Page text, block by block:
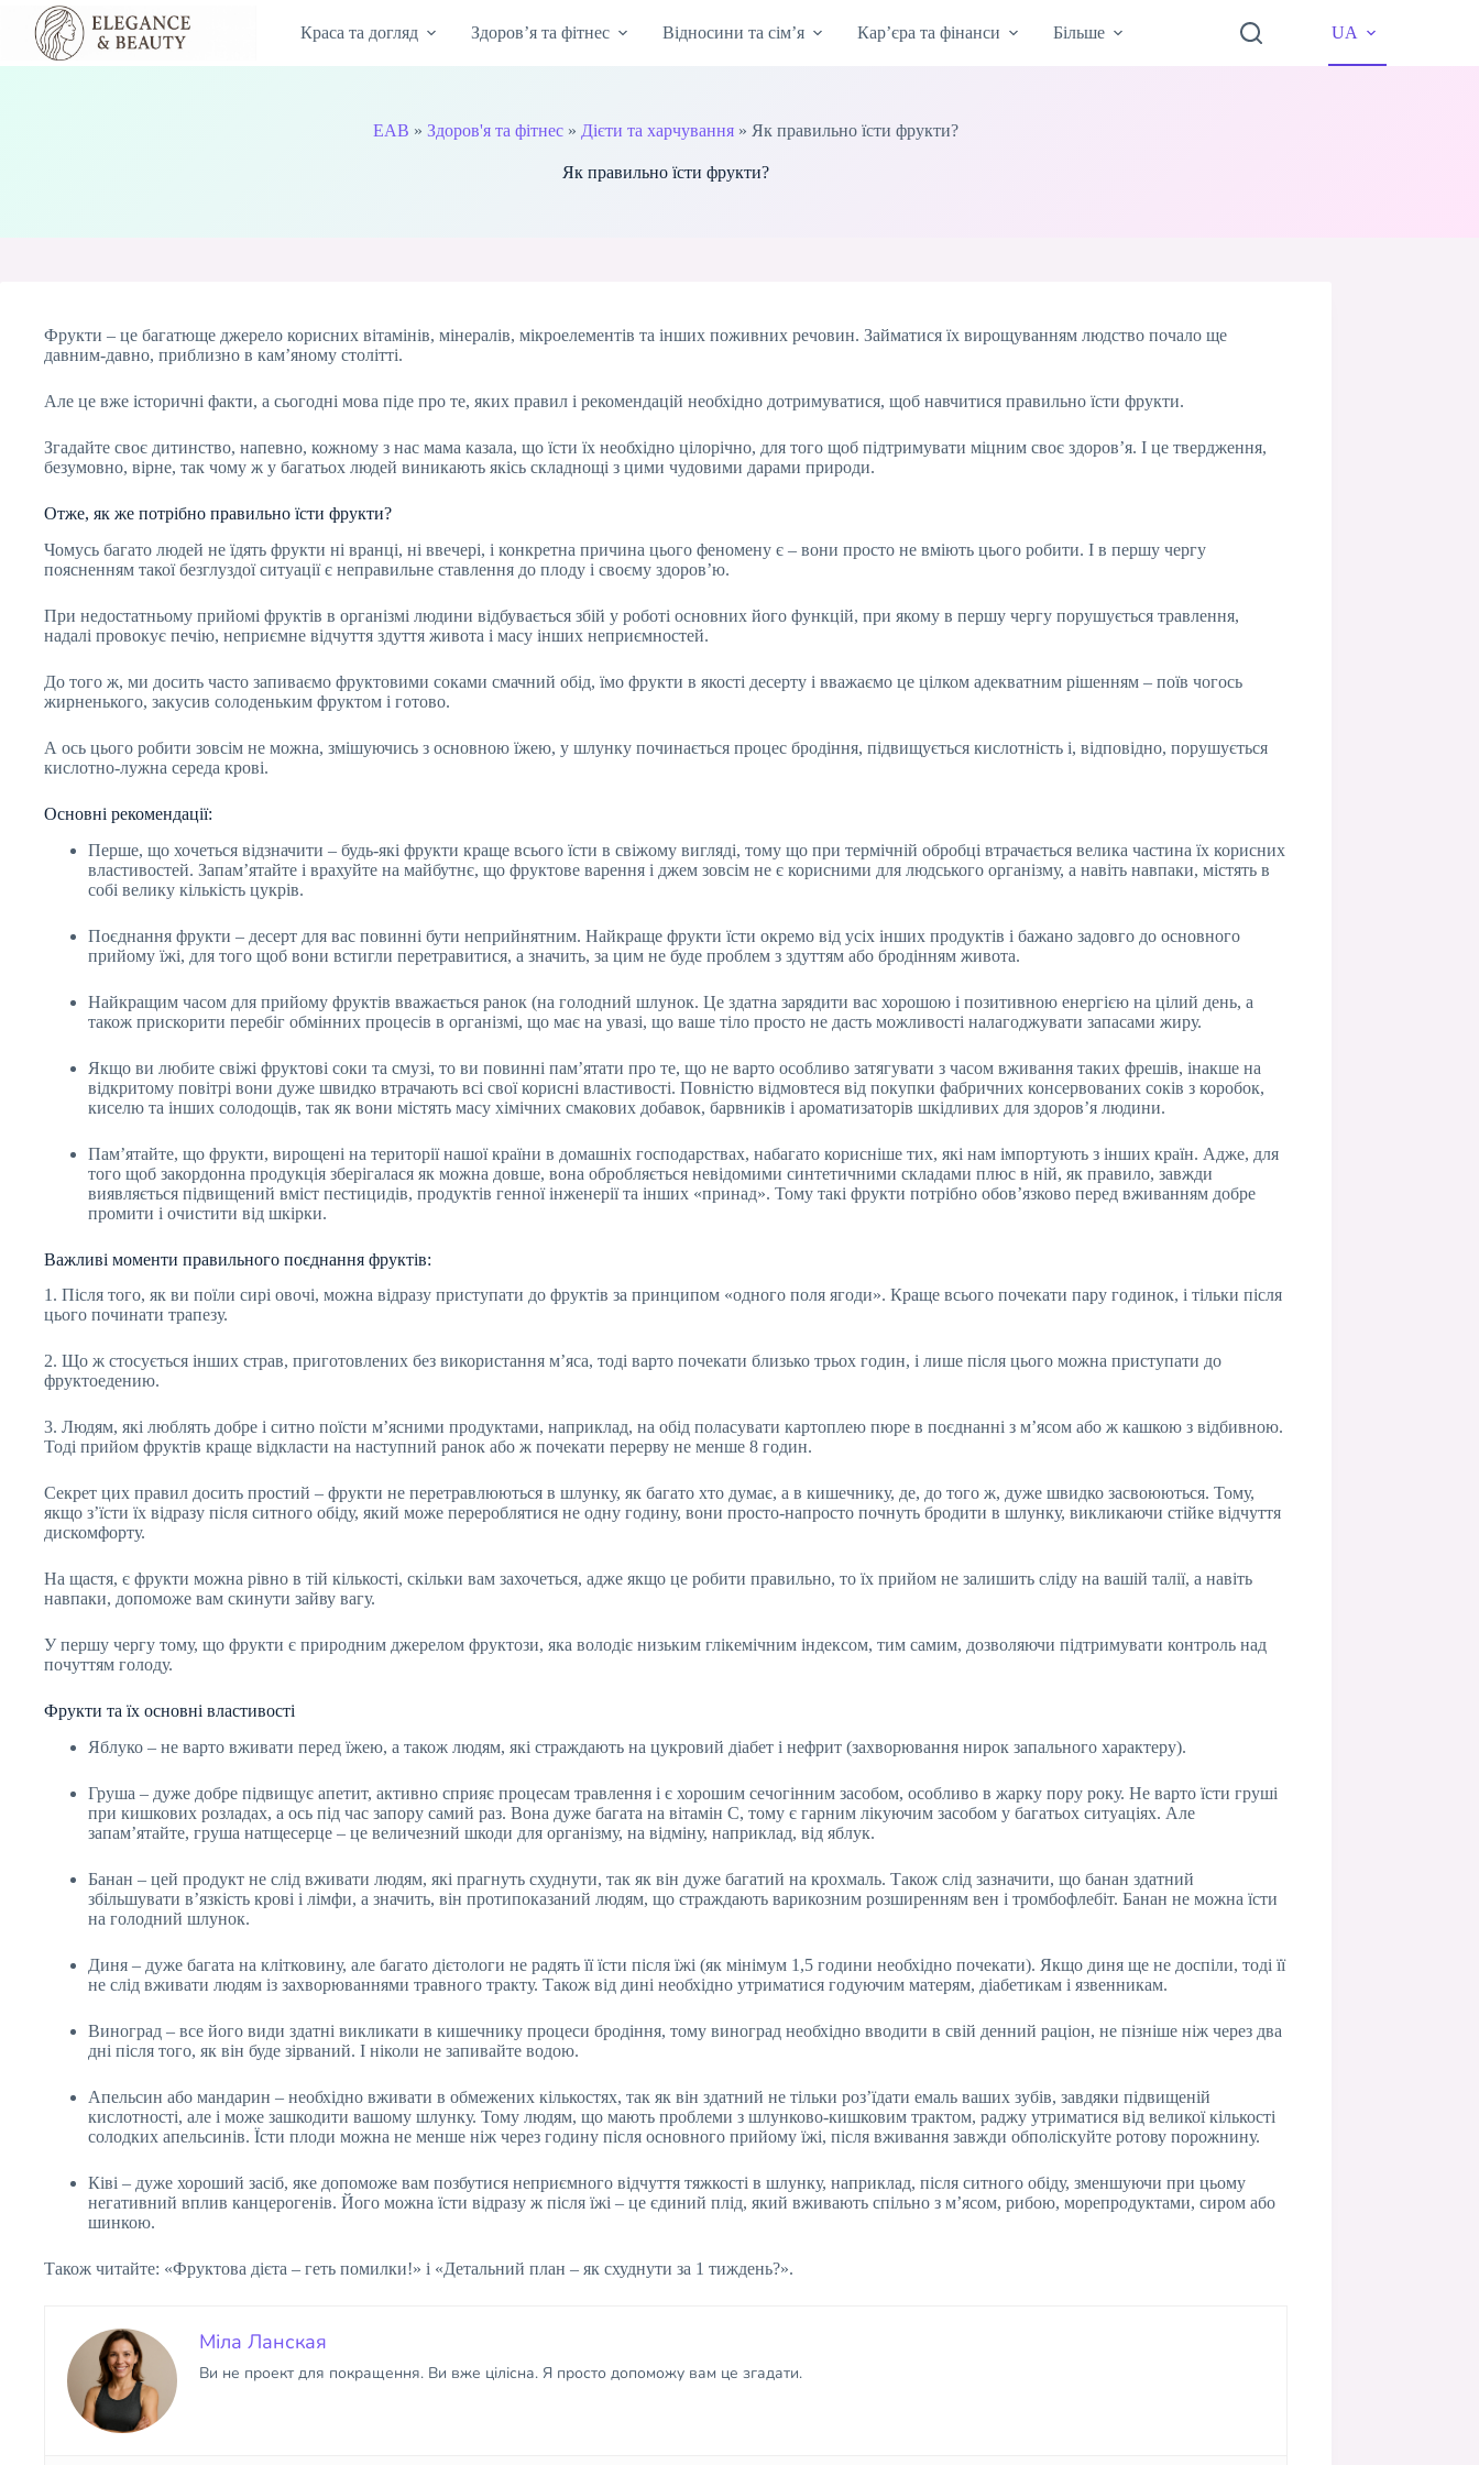
Перейти
вмісту
Краса та догляд Здоров’я та фітнес Відносини та сім’я Кар’єра та фінанси Більше UA
EAB » Здоров'я та фітнес» Дієти та харчування» Як правильно їсти фрукти?
Як правильно їсти фрукти?
Фрукти – це багатюще джерело корисних вітамінів, мінералів, мікроелементів та інших поживних речовин. Займатися їх вирощуванням людство почало ще
давним-давно, приблизно в кам’яному столітті.
Але це вже історичні факти, а сьогодні мова піде про те, яких правил і рекомендацій необхідно дотримуватися, щоб навчитися правильно їсти фрукти.
Згадайте своє дитинство, напевно, кожному з нас мама казала, що їсти їх необхідно цілорічно, для того щоб підтримувати міцним своє здоров’я. І це твердження,
безумовно, вірне, так чому ж у багатьох людей виникають якісь складнощі з цими чудовими дарами природи.
Отже, як же потрібно правильно їсти фрукти?
Чомусь багато людей не їдять фрукти ні вранці, ні ввечері, і конкретна причина цього феномену є – вони просто не вміють цього робити. І в першу чергу
поясненням такої безглуздої ситуації є неправильне ставлення до плоду і своєму здоров’ю.
При недостатньому прийомі фруктів в організмі людини відбувається збій у роботі основних його функцій, при якому в першу чергу порушується травлення,
надалі провокує печію, неприємне відчуття здуття живота і масу інших неприємностей.
До того ж, ми досить часто запиваємо фруктовими соками смачний обід, їмо фрукти в якості десерту і вважаємо це цілком адекватним рішенням – поїв чогось
жирненького, закусив солоденьким фруктом і готово.
А ось цього робити зовсім не можна, змішуючись з основною їжею, у шлунку починається процес бродіння, підвищується кислотність і, відповідно, порушується
кислотно-лужна середа крові.
Основні рекомендації:
Перше, що хочеться відзначити – будь-які фрукти краще всього їсти в свіжому вигляді, тому що при термічній обробці втрачається велика частина їх корисних
властивостей. Запам’ятайте і врахуйте на майбутнє, що фруктове варення і джем зовсім не є корисними для людського організму, а навіть навпаки, містять в
собі велику кількість цукрів.
Поєднання фрукти – десерт для вас повинні бути неприйнятним. Найкраще фрукти їсти окремо від усіх інших продуктів і бажано задовго до основного
прийому їжі, для того щоб вони встигли перетравитися, а значить, за цим не буде проблем з здуттям або бродінням живота.
Найкращим часом для прийому фруктів вважається ранок (на голодний шлунок. Це здатна зарядити вас хорошою і позитивною енергією на цілий день, а
також прискорити перебіг обмінних процесів в організмі, що має на увазі, що ваше тіло просто не дасть можливості налагоджувати запасами жиру.
Якщо ви любите свіжі фруктові соки та смузі, то ви повинні пам’ятати про те, що не варто особливо затягувати з часом вживання таких фрешів, інакше на
відкритому повітрі вони дуже швидко втрачають всі свої корисні властивості. Повністю відмовтеся від покупки фабричних консервованих соків з коробок,
киселю та інших солодощів, так як вони містять масу хімічних смакових добавок, барвників і ароматизаторів шкідливих для здоров’я людини.
Пам’ятайте, що фрукти, вирощені на території нашої країни в домашніх господарствах, набагато корисніше тих, які нам імпортують з інших країн. Адже, для
того щоб закордонна продукція зберігалася як можна довше, вона обробляється невідомими синтетичними складами плюс в ній, як правило, завжди
виявляється підвищений вміст пестицидів, продуктів генної інженерії та інших «принад». Тому такі фрукти потрібно обов’язково перед вживанням добре
промити і очистити від шкірки.
Важливі моменти правильного поєднання фруктів:
1. Після того, як ви поїли сирі овочі, можна відразу приступати до фруктів за принципом «одного поля ягоди». Краще всього почекати пару годинок, і тільки після
цього починати трапезу.
2. Що ж стосується інших страв, приготовлених без використання м’яса, тоді варто почекати близько трьох годин, і лише після цього можна приступати до
фруктоедению.
3. Людям, які люблять добре і ситно поїсти м’ясними продуктами, наприклад, на обід поласувати картоплею пюре в поєднанні з м’ясом або ж кашкою з відбивною.
Тоді прийом фруктів краще відкласти на наступний ранок або ж почекати перерву не менше 8 годин.
Секрет цих правил досить простий – фрукти не перетравлюються в шлунку, як багато хто думає, а в кишечнику, де, до того ж, дуже швидко засвоюються. Тому,
якщо з’їсти їх відразу після ситного обіду, який може перероблятися не одну годину, вони просто-напросто почнуть бродити в шлунку, викликаючи стійке відчуття
дискомфорту.
На щастя, є фрукти можна рівно в тій кількості, скільки вам захочеться, адже якщо це робити правильно, то їх прийом не залишить сліду на вашій талії, а навіть
навпаки, допоможе вам скинути зайву вагу.
У першу чергу тому, що фрукти є природним джерелом фруктози, яка володіє низьким глікемічним індексом, тим самим, дозволяючи підтримувати контроль над
почуттям голоду.
Фрукти та їх основні властивості
Яблуко – не варто вживати перед їжею, а також людям, які страждають на цукровий діабет і нефрит (захворювання нирок запального характеру).
Груша – дуже добре підвищує апетит, активно сприяє процесам травлення і є хорошим сечогінним засобом, особливо в жарку пору року. Не варто їсти груші
при кишкових розладах, а ось під час запору самий раз. Вона дуже багата на вітамін С, тому є гарним лікуючим засобом у багатьох ситуаціях. Але
запам’ятайте, груша натщесерце – це величезний шкоди для організму, на відміну, наприклад, від яблук.
Банан – цей продукт не слід вживати людям, які прагнуть схуднути, так як він дуже багатий на крохмаль. Також слід зазначити, що банан здатний
збільшувати в’язкість крові і лімфи, а значить, він протипоказаний людям, що страждають варикозним розширенням вен і тромбофлебіт. Банан не можна їсти
на голодний шлунок.
Диня – дуже багата на клітковину, але багато дієтологи не радять її їсти після їжі (як мінімум 1,5 години необхідно почекати). Якщо диня ще не доспіли, тоді її
не слід вживати людям із захворюваннями травного тракту. Також від дині необхідно утриматися годуючим матерям, діабетикам і язвенникам.
Виноград – все його види здатні викликати в кишечнику процеси бродіння, тому виноград необхідно вводити в свій денний раціон, не пізніше ніж через два
дні після того, як він буде зірваний. І ніколи не запивайте водою.
Апельсин або мандарин – необхідно вживати в обмежених кількостях, так як він здатний не тільки роз’їдати емаль ваших зубів, завдяки підвищеній
кислотності, але і може зашкодити вашому шлунку. Тому людям, що мають проблеми з шлунково-кишковим трактом, раджу утриматися від великої кількості
солодких апельсинів. Їсти плоди можна не менше ніж через годину після основного прийому їжі, після вживання завжди обполіскуйте ротову порожнину.
Ківі – дуже хороший засіб, яке допоможе вам позбутися неприємного відчуття тяжкості в шлунку, наприклад, після ситного обіду, зменшуючи при цьому
негативний вплив канцерогенів. Його можна їсти відразу ж після їжі – це єдиний плід, який вживають спільно з м’ясом, рибою, морепродуктами, сиром або
шинкою.
Також читайте: «Фруктова дієта – геть помилки!» і «Детальний план – як схуднути за 1 тиждень?».
Міла Ланская
Ви не проект для покращення. Ви вже цілісна. Я просто допоможу вам це згадати.